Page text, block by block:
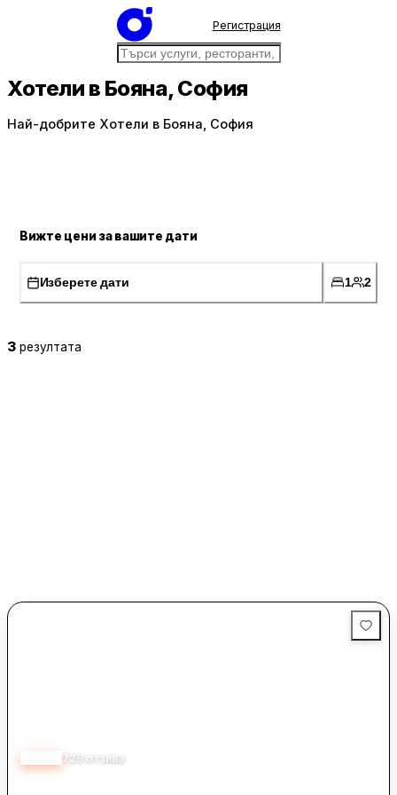
Регистрация
Хотели в Бояна, София
Най-добрите Хотели в Бояна, София
Вижте цени за вашите дати
Изберете дати 1 2
3 резултата
728 отзива